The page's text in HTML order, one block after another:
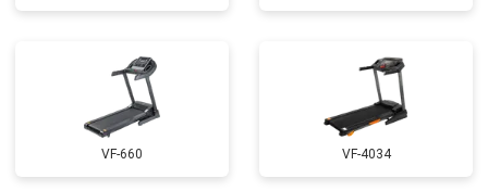
VF-660 VF-4034